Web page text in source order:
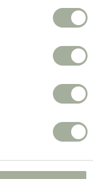
te maken.
een stijlvolle
: Ideaal voor
verhoogde